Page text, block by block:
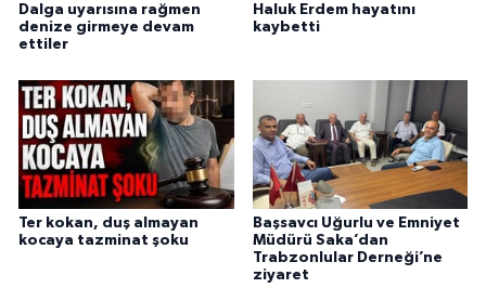
Dalga uyarısına rağmen
denize girmeye devam
ettiler
Haluk Erdem hayatını
kaybetti
Ter kokan, duş almayan
kocaya tazminat şoku
Başsavcı Uğurlu ve Emniyet
Müdürü Saka’dan
Trabzonlular Derneği’ne
ziyaret